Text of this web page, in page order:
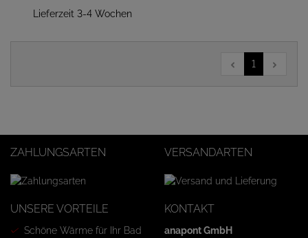
Lieferzeit 3-4 Wochen
1
ZAHLUNGSARTEN VERSANDARTEN
UNSERE VORTEILE
Schöne Wärme für Ihr Bad
KONTAKT
anapont GmbH